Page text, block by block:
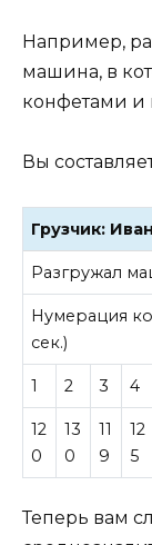
Например,
машина, в
конфетами и
Вы
Грузчик:
Разгружал
Нумерация
сек.)
1 2 3 4
12
0
13
0
11
9
12
5
Теперь вам